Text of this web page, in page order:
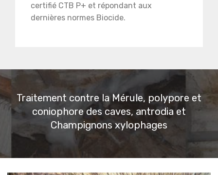
certifié CTB P+ et répondant aux
dernières normes Biocide.
Traitement contre la Mérule, polypore et
coniophore des caves, antrodia et
Champignons xylophages